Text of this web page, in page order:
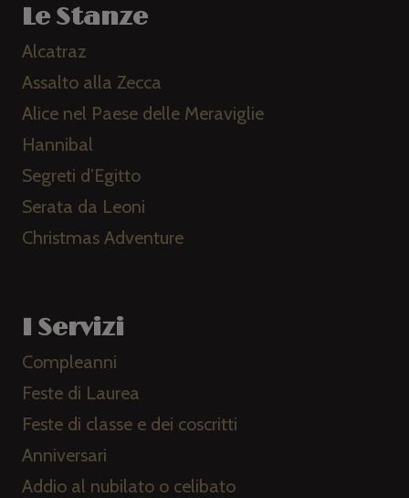
Le Stanze
Alcatraz
Assalto alla Zecca
Alice nel Paese delle Meraviglie
Hannibal
Segreti d’Egitto
Serata da Leoni
Christmas Adventure
I Servizi
Compleanni
Feste di Laurea
Feste di classe e dei coscritti
Anniversari
Addio al nubilato o celibato